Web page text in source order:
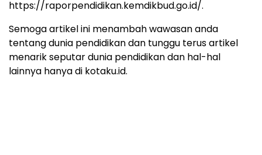
https://raporpendidikan.kemdikbud.go.id/.
Semoga artikel ini menambah wawasan anda
tentang dunia pendidikan dan tunggu terus artikel
menarik seputar dunia pendidikan dan hal-hal
lainnya hanya di kotaku.id.